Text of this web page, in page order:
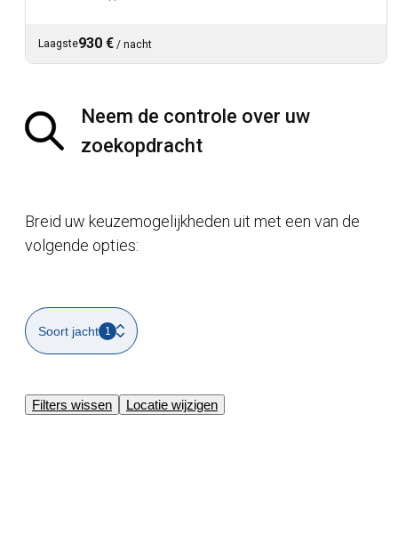
Laagste930 € / nacht
Neem de controle over uw
zoekopdracht
Breid uw keuzemogelijkheden uit met een van de
volgende opties:
Soort jacht 1
Filters wissen Locatie wijzigen